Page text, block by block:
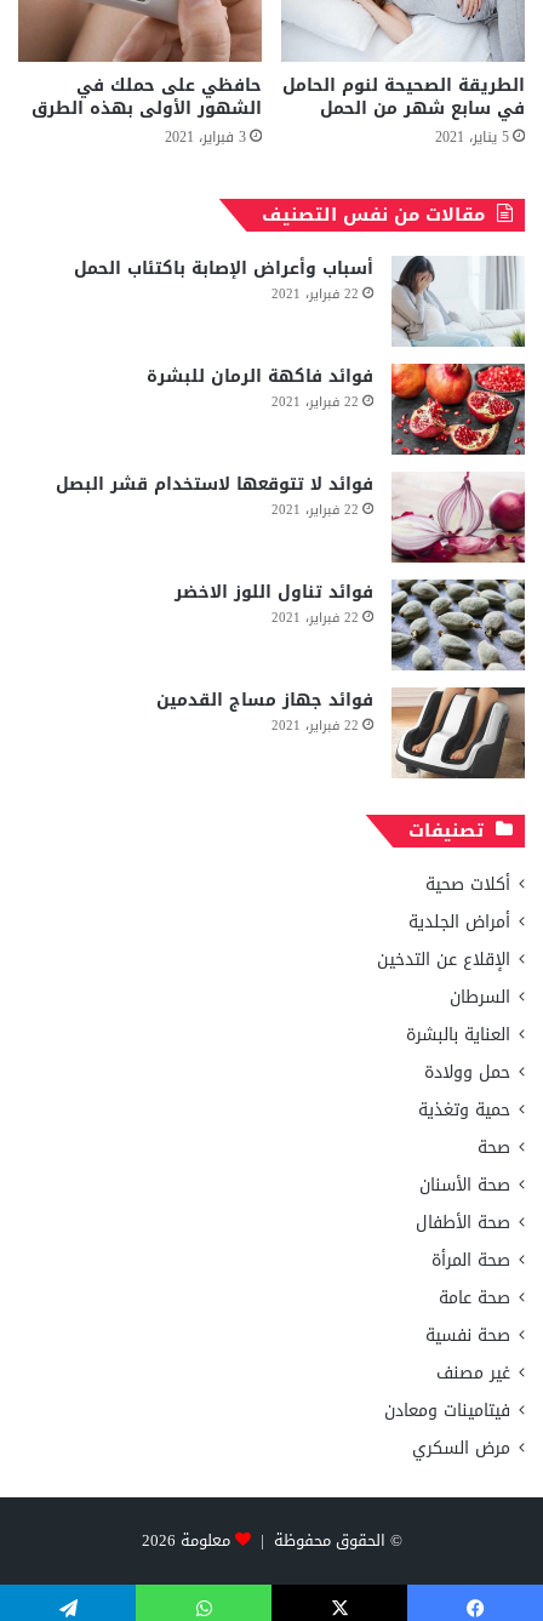
الطريقة الصحيحة لنوم الحامل
في سابع شهر من الحمل
5 يناير، 2021
حافظي على حملك في
الشهور الأولى بهذه الطرق
3 فبراير، 2021
مقالات من نفس التصنيف
أسباب وأعراض الإصابة باكتئاب الحمل
22 فبراير، 2021
فوائد فاكهة الرمان للبشرة
22 فبراير، 2021
فوائد لا تتوقعها لاستخدام قشر البصل
22 فبراير، 2021
فوائد تناول اللوز الاخضر
22 فبراير، 2021
فوائد جهاز مساج القدمين
22 فبراير، 2021
تصنيفات
أكلات صحية
أمراض الجلدية
الإقلاع عن التدخين
السرطان
العناية بالبشرة
حمل وولادة
حمية وتغذية
صحة
صحة الأسنان
صحة الأطفال
صحة المرأة
صحة عامة
صحة نفسية
غير مصنف
فيتامينات ومعادن
مرض السكري
© الحقوق محفوظة | معلومة